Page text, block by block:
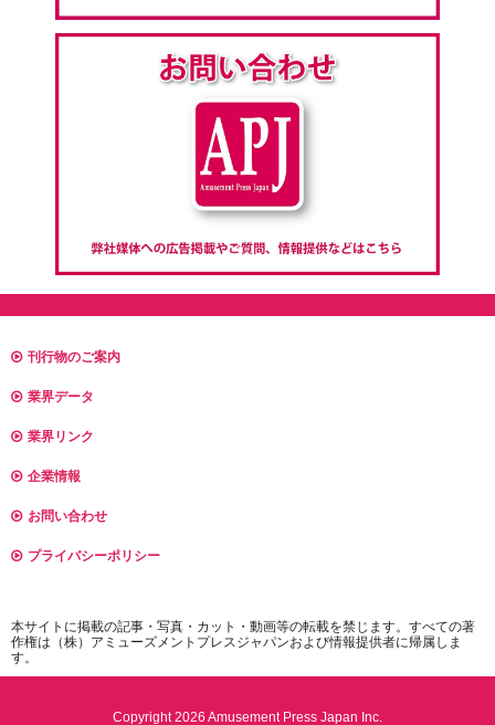
刊行物のご案内
業界データ
業界リンク
企業情報
お問い合わせ
プライバシーポリシー
本サイトに掲載の記事・写真・カット・動画等の転載を禁じます。すべての著
作権は（株）アミューズメントプレスジャパンおよび情報提供者に帰属しま
す。
Copyright 2026 Amusement Press Japan Inc.